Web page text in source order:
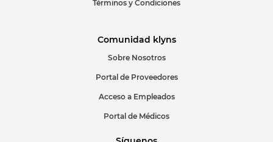
Términos y Condiciones
Comunidad klyns
Sobre Nosotros
Portal de Proveedores
Acceso a Empleados
Portal de Médicos